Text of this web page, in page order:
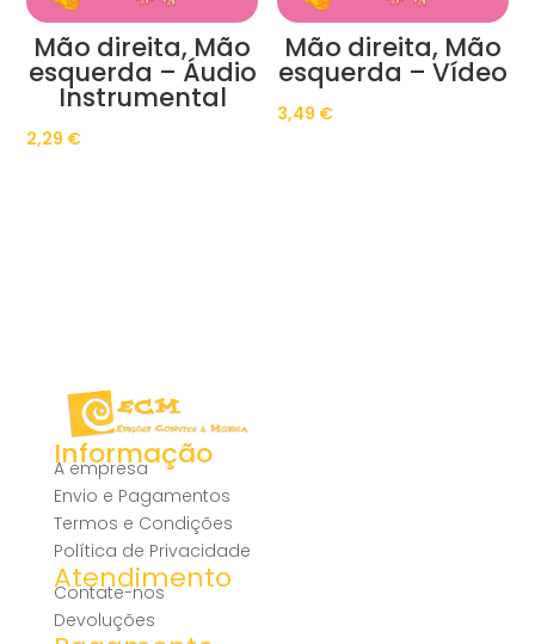
Mão direita, Mão
esquerda – Áudio
Instrumental
2,29 €
Mão direita, Mão
esquerda – Vídeo
3,49 €
Informação
A empresa
Envio e Pagamentos
Termos e Condições
Política de Privacidade
Atendimento
Contate-nos
Devoluções